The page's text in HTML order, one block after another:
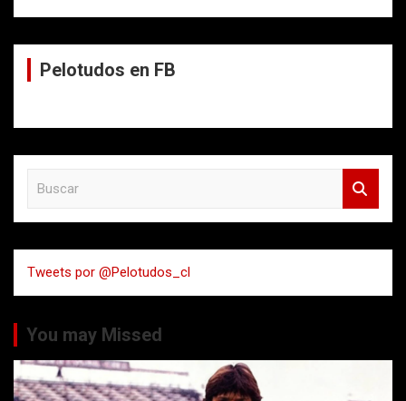
Pelotudos en FB
a
r
Tweets por @Pelotudos_cl
You may Missed